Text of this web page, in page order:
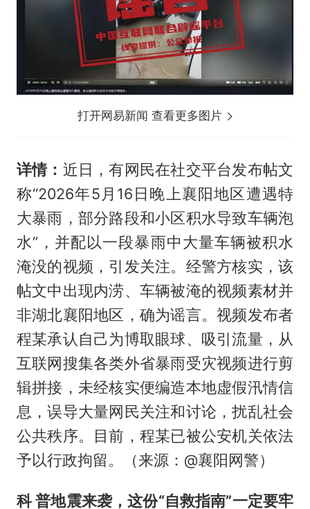
打开网易新闻 查看更多图片
详情： 近日，有网民在社交平台发布帖文
称“2026年5月16日晚上襄阳地区遭遇特
大暴雨，部分路段和小区积水导致车辆泡
水”，并配以一段暴雨中大量车辆被积水
淹没的视频，引发关注。经警方核实，该
帖文中出现内涝、车辆被淹的视频素材并
非湖北襄阳地区，确为谣言。视频发布者
程某承认自己为博取眼球、吸引流量，从
互联网搜集各类外省暴雨受灾视频进行剪
辑拼接，未经核实便编造本地虚假汛情信
息，误导大量网民关注和讨论，扰乱社会
公共秩序。目前，程某已被公安机关依法
予以行政拘留。（来源：@襄阳网警）
科 普地震来袭，这份“自救指南”一定要牢